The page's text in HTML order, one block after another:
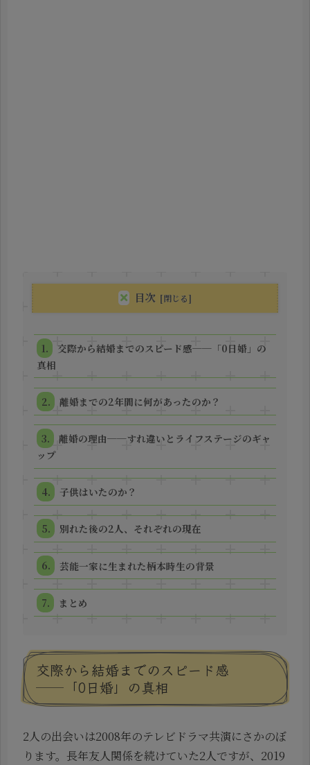
目次
交際から結婚までのスピード感──「0日婚」の
真相
離婚までの2年間に何があったのか？
離婚の理由──すれ違いとライフステージのギャ
ップ
子供はいたのか？
別れた後の2人、それぞれの現在
芸能一家に生まれた柄本時生の背景
まとめ
交際から結婚までのスピード感
──「0日婚」の真相
2人の出会いは2008年のテレビドラマ共演にさかのぼ
ります。長年友人関係を続けていた2人ですが、2019